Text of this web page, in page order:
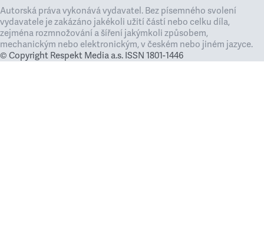
Autorská práva vykonává vydavatel. Bez písemného svolení
vydavatele je zakázáno jakékoli užití částí nebo celku díla,
zejména rozmnožování a šíření jakýmkoli způsobem,
mechanickým nebo elektronickým, v českém nebo jiném jazyce.
© Copyright Respekt Media a.s. ISSN 1801-1446